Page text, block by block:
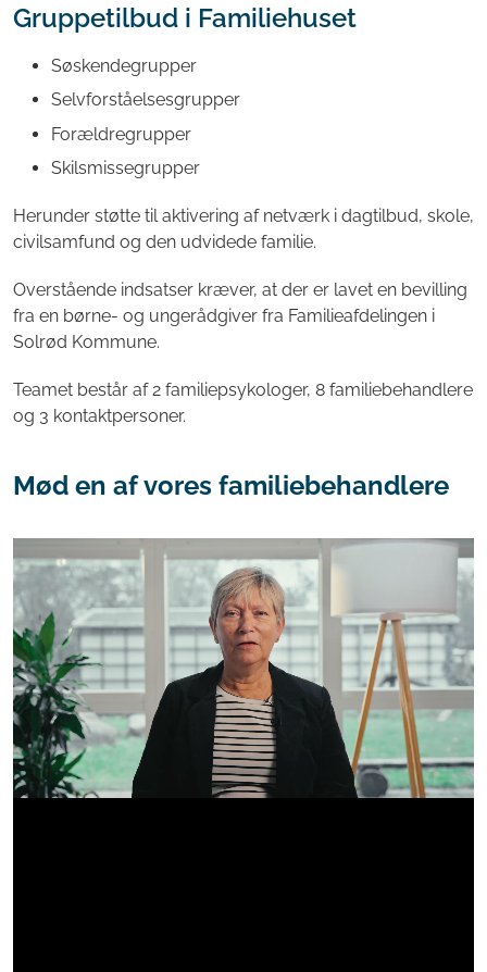
Gruppetilbud i Familiehuset
Søskendegrupper
Selvforståelsesgrupper
Forældregrupper
Skilsmissegrupper
Herunder støtte til aktivering af netværk i dagtilbud, skole,
civilsamfund og den udvidede familie.
Overstående indsatser kræver, at der er lavet en bevilling
fra en børne- og ungerådgiver fra Familieafdelingen i
Solrød Kommune.
Teamet består af 2 familiepsykologer, 8 familiebehandlere
og 3 kontaktpersoner.
Mød en af vores familiebehandlere